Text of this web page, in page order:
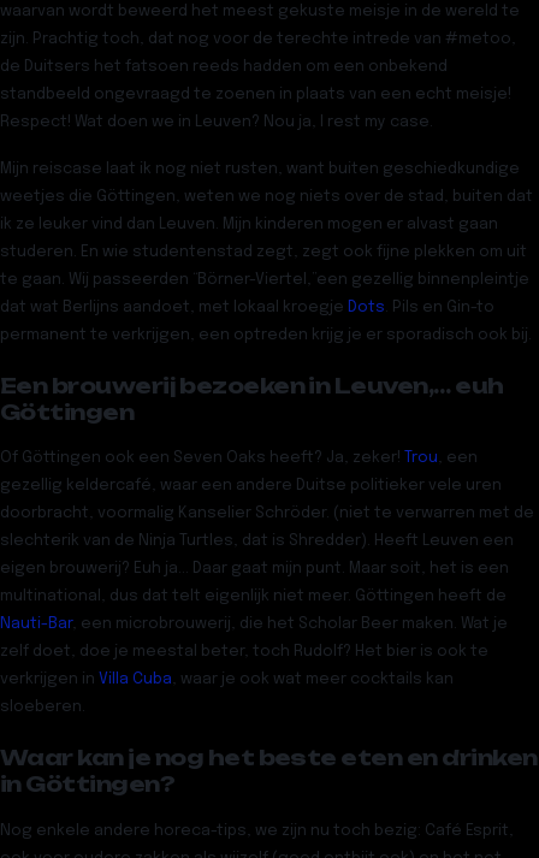
waarvan wordt beweerd het meest gekuste meisje in de wereld te
zijn. Prachtig toch, dat nog voor de terechte intrede van #metoo,
de Duitsers het fatsoen reeds hadden om een onbekend
standbeeld ongevraagd te zoenen in plaats van een echt meisje!
Respect! Wat doen we in Leuven? Nou ja, I rest my case.
Mijn reiscase laat ik nog niet rusten, want buiten geschiedkundige
weetjes die Göttingen, weten we nog niets over de stad, buiten dat
ik ze leuker vind dan Leuven. Mijn kinderen mogen er alvast gaan
studeren. En wie studentenstad zegt, zegt ook fijne plekken om uit
te gaan . Wij passeerden “Börner-Viertel
,”een gezellig binnenpleintje
dat wat Berlijns aandoet, met lokaal kroegje
Dots . Pils en Gin-to
permanent te verkrijgen, een optreden krijg je er sporadisch ook bij.
Een brouwerij bezoeken in Leuven,… euh
Göttingen
Of Göttingen ook een Seven Oaks heeft? Ja, zeker! Trou, een
gezellig keldercafé, waar een andere Duitse politieker vele uren
doorbracht, voormalig Kanselier Schröder. (niet te verwarren met de
slechterik van de Ninja Turtles, dat is Shredder). Heeft Leuven een
eigen brouwerij? Euh ja… Daar gaat mijn punt. Maar soit, het is een
multinational, dus dat telt eigenlijk niet meer. Göttingen heeft de
Nauti-Bar, een microbrouwerij, die het Scholar Beer maken. Wat je
zelf doet, doe je meestal beter, toch Rudolf? Het bier is ook te
verkrijgen in Villa Cuba, waar je ook wat meer cocktails kan
sloeberen.
Waar kan je nog het beste eten en drinken
in Göttingen?
Nog enkele andere horeca-tips, we zijn nu toch bezig: Café Esprit,